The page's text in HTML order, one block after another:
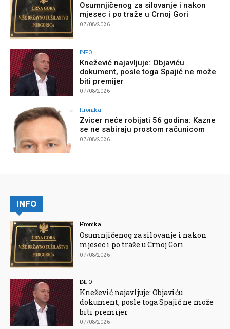
Osumnjičenog za silovanje i nakon
mjesec i po traže u Crnoj Gori
07/08/2026
INFO
Knežević najavljuje: Objaviću
dokument, posle toga Spajić ne može
biti premijer
07/08/2026
Hronika
Zvicer neće robijati 56 godina: Kazne
se ne sabiraju prostom računicom
07/08/2026
INFO
Hronika
Osumnjičenog za silovanje i nakon
mjesec i po traže u Crnoj Gori
07/08/2026
INFO
Knežević najavljuje: Objaviću
dokument, posle toga Spajić ne može
biti premijer
07/08/2026